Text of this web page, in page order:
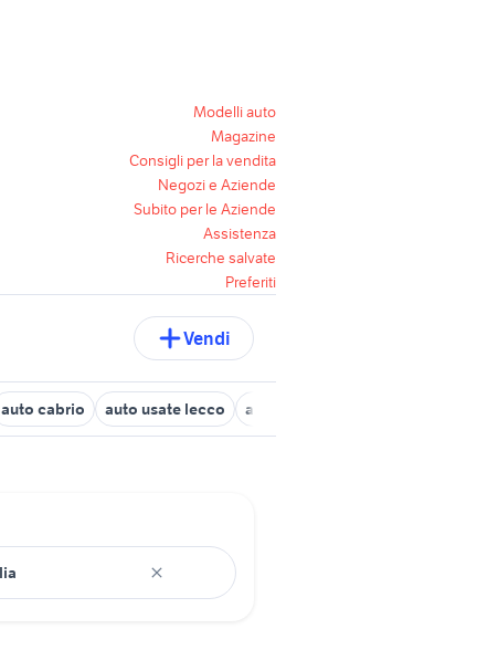
Modelli auto
Magazine
Consigli per la vendita
Negozi e Aziende
Subito per le Aziende
Assistenza
Ricerche salvate
Preferiti
Vendi
auto cabrio auto usate lecco auto usate chieti